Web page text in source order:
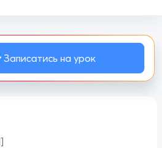
Записатись на урок